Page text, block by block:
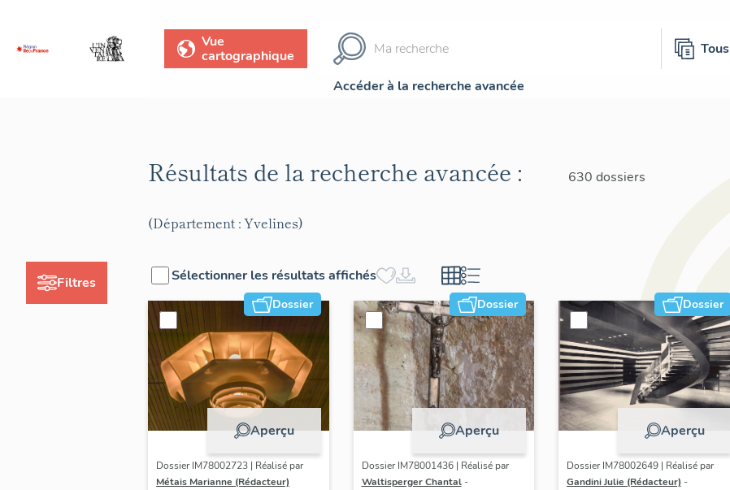
Vue
cartographique
Tous
Accéder à la recherche avancée
Filtres
Résultats de la recherche avancée : 630 dossiers
(Département : Yvelines)
Sélectionner les résultats affichés
Dossier
Aperçu
Dossier IM78002723 | Réalisé par
Métais Marianne (Rédacteur)
Dossier
Aperçu
Dossier IM78001436 | Réalisé par
Waltisperger Chantal -
Dossier
Aperçu
Dossier IM78002649 | Réalisé par
Gandini Julie (Rédacteur) -